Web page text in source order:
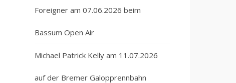
Foreigner am 07.06.2026 beim
Bassum Open Air
Michael Patrick Kelly am 11.07.2026
auf der Bremer Galopprennbahn